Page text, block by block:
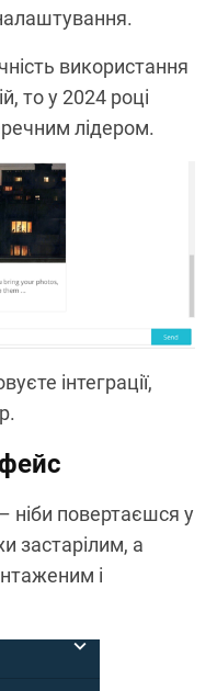
використання
то у 2024 році
лідером.
інтеграції,
ніби повертаєшся у
застарілим, а
і